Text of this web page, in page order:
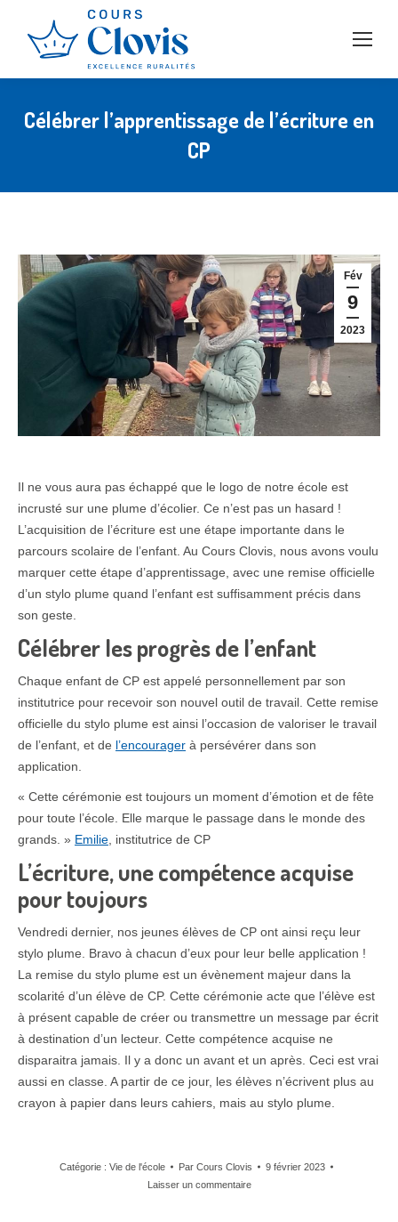
Célébrer l’apprentissage de l’écriture en
CP
Fév
9
2023
Il ne vous aura pas échappé que le logo de notre école est
incrusté sur une plume d’écolier. Ce n’est pas un hasard !
L’acquisition de l’écriture est une étape importante dans le
parcours scolaire de l’enfant. Au Cours Clovis, nous avons voulu
marquer cette étape d’apprentissage, avec une remise officielle
d’un stylo plume quand l’enfant est suffisamment précis dans
son geste.
Célébrer les progrès de l’enfant
Chaque enfant de CP est appelé personnellement par son
institutrice pour recevoir son nouvel outil de travail. Cette remise
officielle du stylo plume est ainsi l’occasion de valoriser le travail
de l’enfant, et de l’encourager à persévérer dans son
application.
« Cette cérémonie est toujours un moment d’émotion et de fête
pour toute l’école. Elle marque le passage dans le monde des
grands. » Emilie , institutrice de CP
L’écriture, une compétence acquise
pour toujours
Vendredi dernier, nos jeunes élèves de CP ont ainsi reçu leur
stylo plume. Bravo à chacun d’eux pour leur belle application !
La remise du stylo plume est un évènement majeur dans la
scolarité d’un élève de CP. Cette cérémonie acte que l’élève est
à présent capable de créer ou transmettre un message par écrit
à destination d’un lecteur. Cette compétence acquise ne
disparaitra jamais. Il y a donc un avant et un après. Ceci est vrai
aussi en classe. A partir de ce jour, les élèves n’écrivent plus au
crayon à papier dans leurs cahiers, mais au stylo plume.
Catégorie : Vie de l'école Par Cours Clovis
9 février 2023
Laisser un commentaire